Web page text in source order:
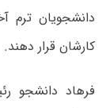
دانشجویان ترم
کارشان قرار دهند.
فرهاد دانشجو